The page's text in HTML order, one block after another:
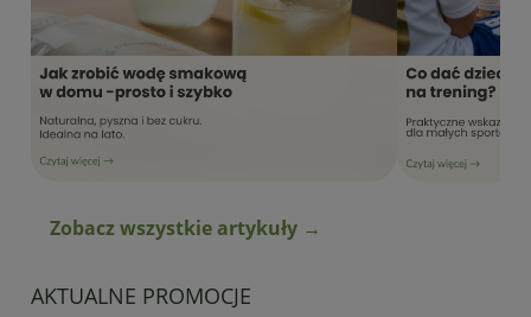
Zobacz wszystkie artykuły →
AKTUALNE PROMOCJE